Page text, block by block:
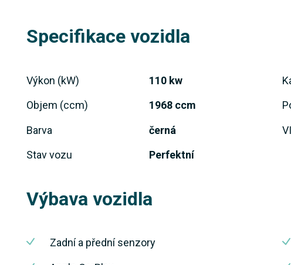
Specifikace vozidla
Výkon (kW) 110 kw
Objem (ccm) 1968 ccm
Barva černá
Stav vozu Perfektní
Výbava vozidla
Zadní a přední senzory